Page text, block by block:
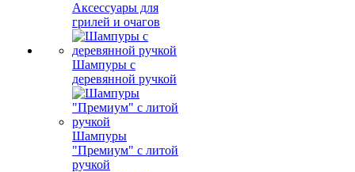
Аксессуары для
грилей и очагов
Шампуры с
деревянной ручкой
Шампуры
"Премиум" с литой
ручкой